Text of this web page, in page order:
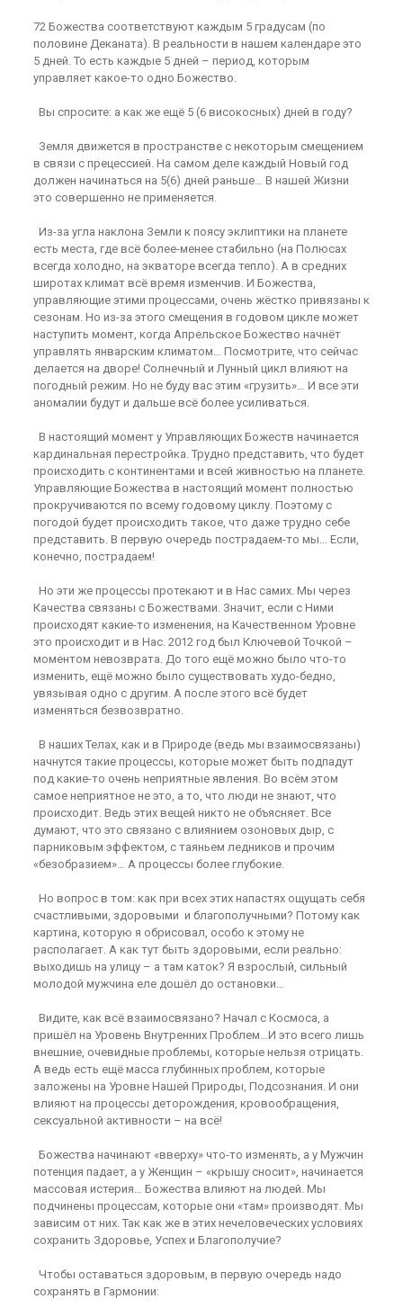
72 Божества соответствуют каждым 5 градусам (по
половине Деканата). В реальности в нашем календаре это
5 дней. То есть каждые 5 дней – период, которым
управляет какое-то одно Божество.
Вы спросите: а как же ещё 5 (6 високосных) дней в году?
Земля движется в пространстве с некоторым смещением
в связи с прецессией. На самом деле каждый Новый год
должен начинаться на 5(6) дней раньше… В нашей Жизни
это совершенно не применяется.
Из-за угла наклона Земли к поясу эклиптики на планете
есть места, где всё более-менее стабильно (на Полюсах
всегда холодно, на экваторе всегда тепло). А в средних
широтах климат всё время изменчив. И Божества,
управляющие этими процессами, очень жёстко привязаны к
сезонам. Но из-за этого смещения в годовом цикле может
наступить момент, когда Апрельское Божество начнёт
управлять январским климатом… Посмотрите, что сейчас
делается на дворе! Солнечный и Лунный цикл влияют на
погодный режим. Но не буду вас этим «грузить»… И все эти
аномалии будут и дальше всё более усиливаться.
В настоящий момент у Управляющих Божеств начинается
кардинальная перестройка. Трудно представить, что будет
происходить с континентами и всей живностью на планете.
Управляющие Божества в настоящий момент полностью
прокручиваются по всему годовому циклу. Поэтому с
погодой будет происходить такое, что даже трудно себе
представить. В первую очередь пострадаем-то мы… Если,
конечно, пострадаем!
Но эти же процессы протекают и в Нас самих. Мы через
Качества связаны с Божествами. Значит, если с Ними
происходят какие-то изменения, на Качественном Уровне
это происходит и в Нас. 2012 год был Ключевой Точкой –
моментом невозврата. До того ещё можно было что-то
изменить, ещё можно было существовать худо-бедно,
увязывая одно с другим. А после этого всё будет
изменяться безвозвратно.
В наших Телах, как и в Природе (ведь мы взаимосвязаны)
начнутся такие процессы, которые может быть подпадут
под какие-то очень неприятные явления. Во всём этом
самое неприятное не это, а то, что люди не знают, что
происходит. Ведь этих вещей никто не объясняет. Все
думают, что это связано с влиянием озоновых дыр, с
парниковым эффектом, с таяньем ледников и прочим
«безобразием»… А процессы более глубокие.
Но вопрос в том: как при всех этих напастях ощущать себя
счастливыми, здоровыми и благополучными? Потому как
картина, которую я обрисовал, особо к этому не
располагает. А как тут быть здоровыми, если реально:
выходишь на улицу – а там каток? Я взрослый, сильный
молодой мужчина еле дошёл до остановки…
Видите, как всё взаимосвязано? Начал с Космоса, а
пришёл на Уровень Внутренних Проблем…И это всего лишь
внешние, очевидные проблемы, которые нельзя отрицать.
А ведь есть ещё масса глубинных проблем, которые
заложены на Уровне Нашей Природы, Подсознания. И они
влияют на процессы деторождения, кровообращения,
сексуальной активности – на всё!
Божества начинают «вверху» что-то изменять, а у Мужчин
потенция падает, а у Женщин – «крышу сносит», начинается
массовая истерия… Божества влияют на людей. Мы
подчинены процессам, которые они «там» производят. Мы
зависим от них. Так как же в этих нечеловеческих условиях
сохранить Здоровье, Успех и Благополучие?
Чтобы оставаться здоровым, в первую очередь надо
сохранять в Гармонии: